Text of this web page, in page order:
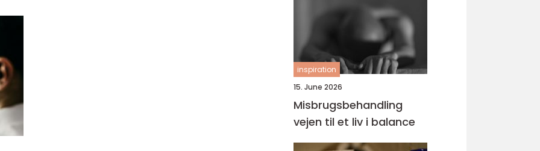
inspiration
15. June 2026
Misbrugsbehandling
vejen til et liv i balance